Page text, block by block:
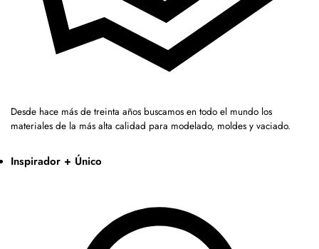
Desde hace más de treinta años buscamos en todo el mundo los
materiales de la más alta calidad para modelado, moldes y vaciado.
Inspirador + Único